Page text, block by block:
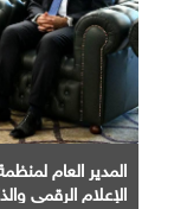
المدير العام
الإعلام الرقمي